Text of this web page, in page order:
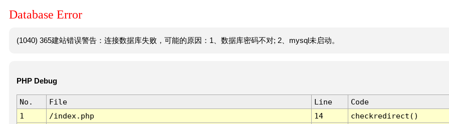
Database Error
(1040) 365建站错误警告：连接数据库失败，可能的原因：1、数据库密码不对; 2、mysql未启动。
PHP Debug
No. File Line
Code
1
/index.php 14
checkredirect()